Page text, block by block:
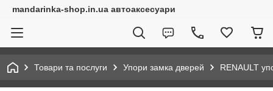
mandarinka-shop.in.ua автоаксесуари
Товари та послуги Упори замка дверей RENAULT